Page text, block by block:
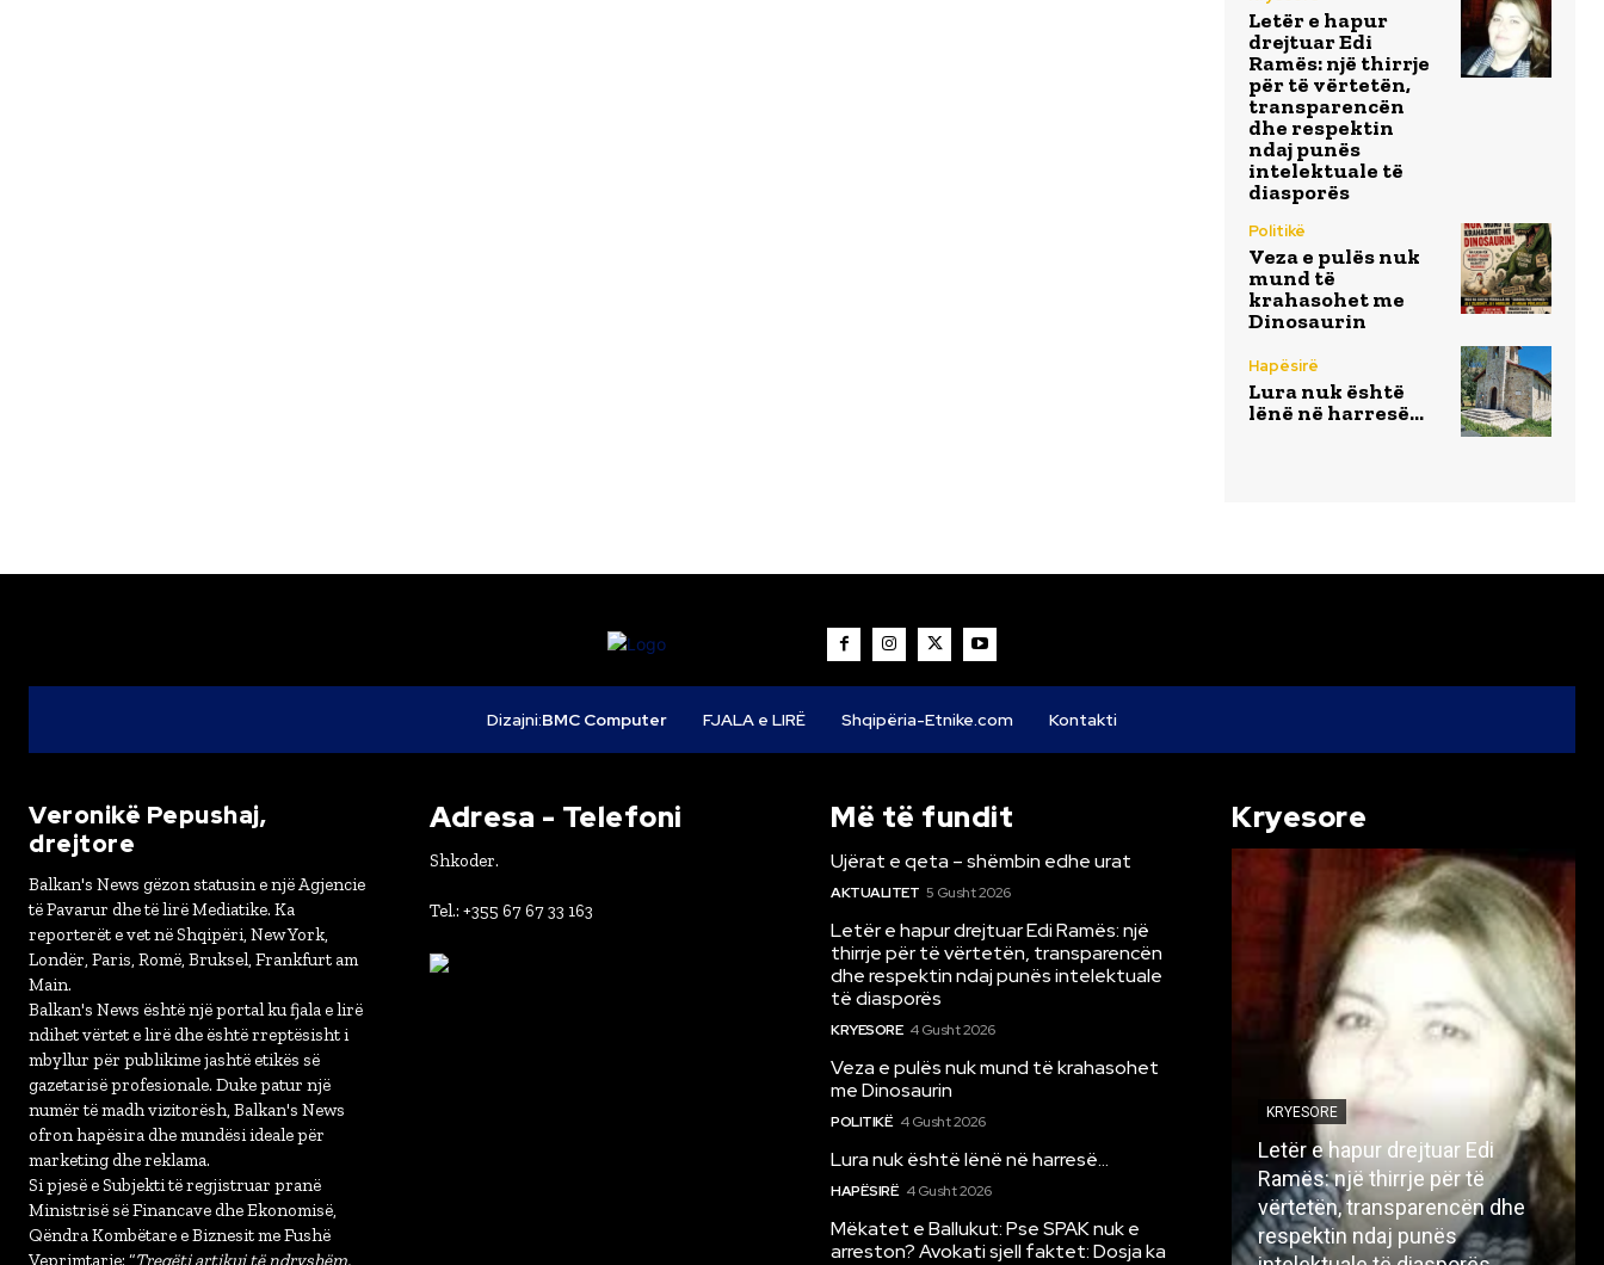
Letër e hapur
drejtuar Edi
Ramës: një thirrje
për të vërtetën,
transparencën
dhe respektin
ndaj punës
intelektuale të
diasporës
Politikë
Veza e pulës nuk
mund të
krahasohet me
Dinosaurin
Hapësirë
Lura nuk është
lënë në harresë…
Dizajni:BMC Computer FJALA e LIRË Shqipëria-Etnike.com Kontakti
Veronikë Pepushaj,
drejtore
Balkan's News gëzon statusin e një Agjencie
të Pavarur dhe të lirë Mediatike. Ka
reporterët e vet në Shqipëri, New York,
Londër, Paris, Romë, Bruksel, Frankfurt am
Main.
Balkan's News është një portal ku fjala e lirë
ndihet vërtet e lirë dhe është rreptësisht i
mbyllur për publikime jashtë etikës së
gazetarisë profesionale. Duke patur një
numër të madh vizitorësh, Balkan's News
ofron hapësira dhe mundësi ideale për
marketing dhe reklama.
Si pjesë e Subjekti të regjistruar pranë
Ministrisë së Financave dhe Ekonomisë,
Qëndra Kombëtare e Biznesit me Fushë
Veprimtarie: “Tregëti artikuj të ndryshëm,
Adresa - Telefoni
Shkoder.
Tel.: +355 67 67 33 163
Më të fundit
Ujërat e qeta – shëmbin edhe urat
AKTUALITET 5 Gusht 2026
Letër e hapur drejtuar Edi Ramës: një
thirrje për të vërtetën, transparencën
dhe respektin ndaj punës intelektuale
të diasporës
KRYESORE 4 Gusht 2026
Veza e pulës nuk mund të krahasohet
me Dinosaurin
POLITIKË 4 Gusht 2026
Lura nuk është lënë në harresë…
HAPËSIRË 4 Gusht 2026
Mëkatet e Ballukut: Pse SPAK nuk e
arreston? Avokati sjell faktet: Dosja ka
Kryesore
KRYESORE
Letër e hapur drejtuar Edi
Ramës: një thirrje për të
vërtetën, transparencën dhe
respektin ndaj punës